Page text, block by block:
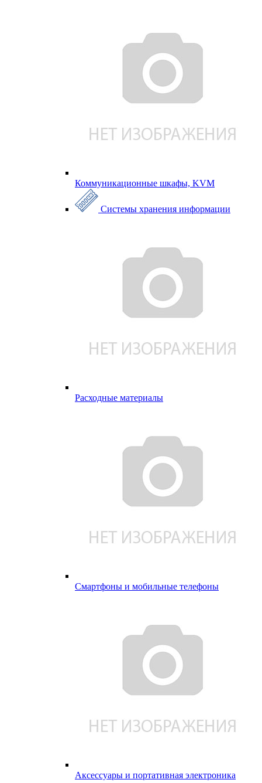
Коммуникационные шкафы, KVM
Системы хранения информации
Расходные материалы
Смартфоны и мобильные телефоны
Аксессуары и портативная электроника